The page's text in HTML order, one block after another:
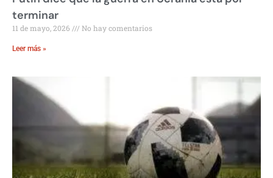
terminar
11 de mayo, 2026 No hay comentarios
Leer más »